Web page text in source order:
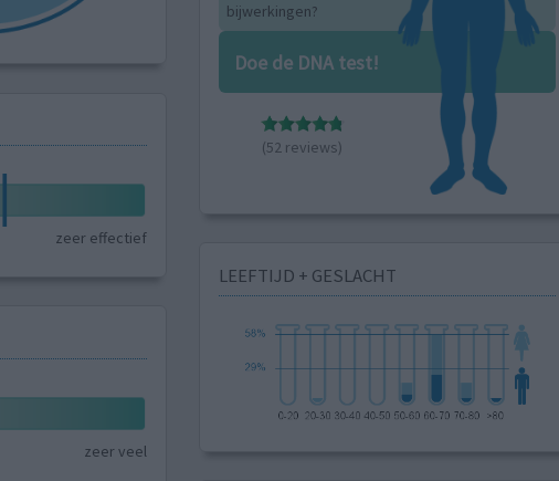
zeer effectief
zeer veel
bijwerkingen?
Doe de DNA test!
(52 reviews)
LEEFTIJD + GESLACHT